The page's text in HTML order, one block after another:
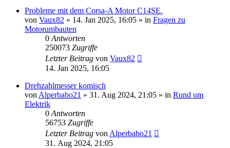
Probleme mit dem Corsa-A Motor C14SE.
von Vaux82 » 14. Jan 2025, 16:05 » in Fragen zu
Motorumbauten
0 Antworten
250073 Zugriffe
Letzter Beitrag von Vaux82
14. Jan 2025, 16:05
Drehzahlmesser komisch
von Alperbabo21 » 31. Aug 2024, 21:05 » in Rund um
Elektrik
0 Antworten
56753 Zugriffe
Letzter Beitrag von Alperbabo21
31. Aug 2024, 21:05